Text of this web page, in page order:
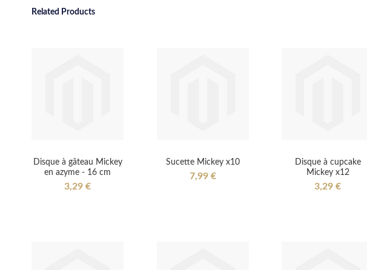
Related Products
Disque à gâteau Mickey
en azyme - 16 cm
3,29 €
Sucette Mickey x10
7,99 €
Disque à cupcake
Mickey x12
3,29 €